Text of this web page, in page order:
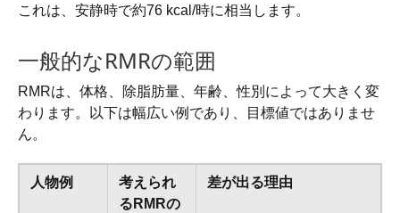
これは、安静時で約76 kcal/時に相当します。
一般的なRMRの範囲
RMRは、体格、除脂肪量、年齢、性別によって大きく変
わります。以下は幅広い例であり、目標値ではありませ
ん。
人物例
考えられ
るRMRの
差が出る理由